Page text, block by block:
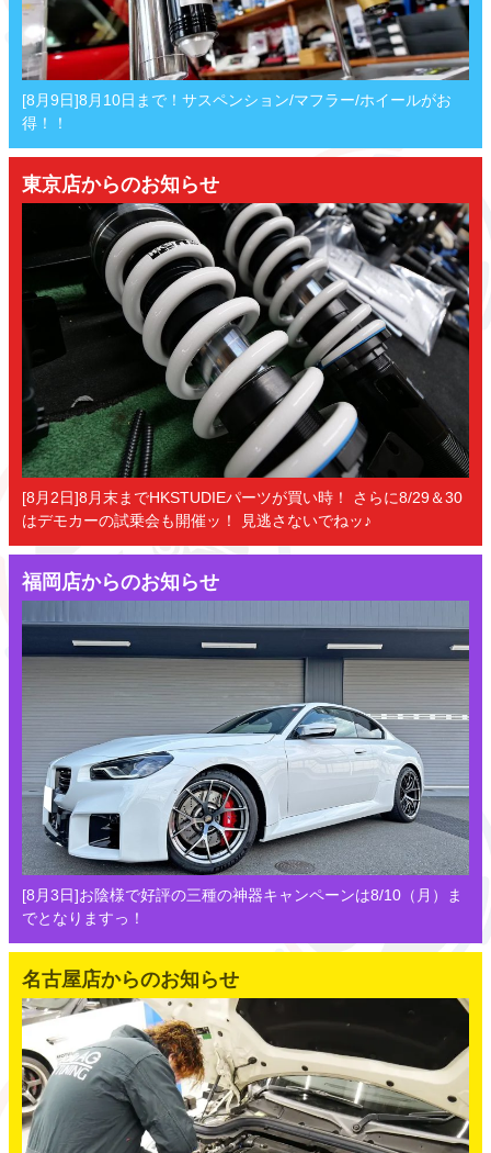
[8月9日]8月10日まで！サスペンション/マフラー/ホイールがお
得！！
東京店からのお知らせ
[8月2日]8月末までHKSTUDIEパーツが買い時！ さらに8/29＆30
はデモカーの試乗会も開催ッ！ 見逃さないでねッ♪
福岡店からのお知らせ
[8月3日]お陰様で好評の三種の神器キャンペーンは8/10（月）ま
でとなりますっ！
名古屋店からのお知らせ